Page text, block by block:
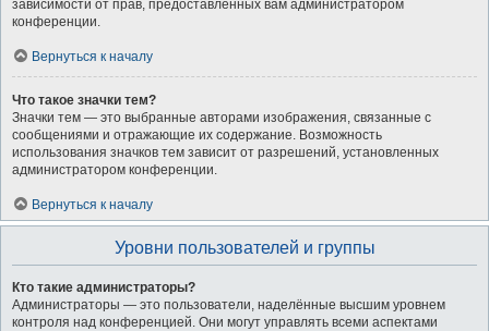
зависимости от прав, предоставленных вам администратором
конференции.
Вернуться к началу
Что такое значки тем?
Значки тем — это выбранные авторами изображения, связанные с
сообщениями и отражающие их содержание. Возможность
использования значков тем зависит от разрешений, установленных
администратором конференции.
Вернуться к началу
Уровни пользователей и группы
Кто такие администраторы?
Администраторы — это пользователи, наделённые высшим уровнем
контроля над конференцией. Они могут управлять всеми аспектами